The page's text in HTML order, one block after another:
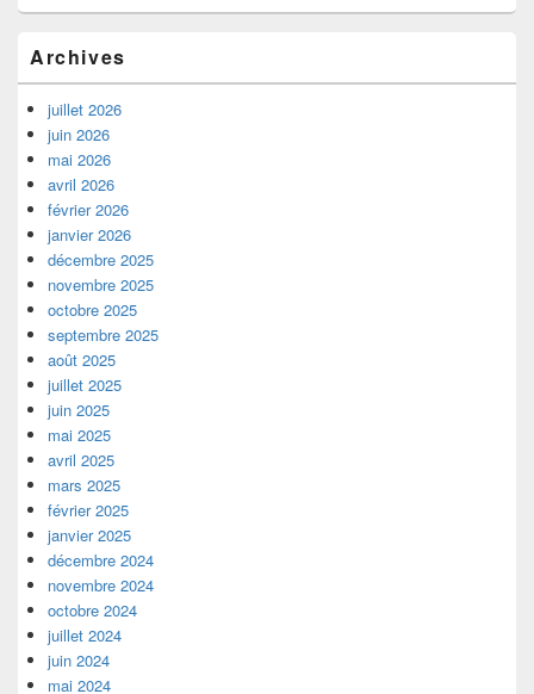
Archives
juillet 2026
juin 2026
mai 2026
avril 2026
février 2026
janvier 2026
décembre 2025
novembre 2025
octobre 2025
septembre 2025
août 2025
juillet 2025
juin 2025
mai 2025
avril 2025
mars 2025
février 2025
janvier 2025
décembre 2024
novembre 2024
octobre 2024
juillet 2024
juin 2024
mai 2024